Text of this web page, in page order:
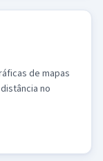
de mapas
no